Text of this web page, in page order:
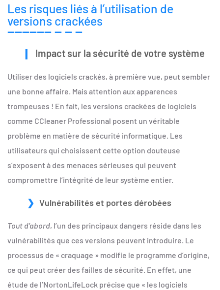
Les risques liés à l’utilisation de
versions crackées
Impact sur la sécurité de votre système
Utiliser des logiciels crackés, à première vue, peut sembler
une bonne affaire. Mais attention aux apparences
trompeuses ! En fait, les versions crackées de logiciels
comme CCleaner Professional posent un véritable
problème en matière de sécurité informatique. Les
utilisateurs qui choisissent cette option douteuse
s’exposent à des menaces sérieuses qui peuvent
compromettre l’intégrité de leur système entier.
Vulnérabilités et portes dérobées
Tout d’abord, l’un des principaux dangers réside dans les
vulnérabilités que ces versions peuvent introduire. Le
processus de « craquage » modifie le programme d’origine,
ce qui peut créer des failles de sécurité. En effet, une
étude de l’NortonLifeLock précise que « les logiciels